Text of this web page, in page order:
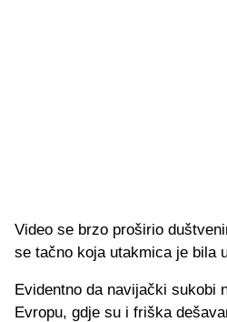
Video se brzo proširio
se tačno koja utakmica je bila
Evidentno da navijački sukobi
Evropu, gdje su i friška